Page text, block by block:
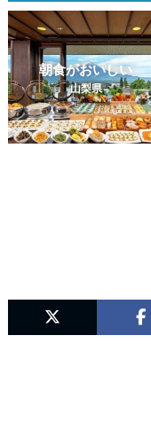
朝食がおいしい
山梨県